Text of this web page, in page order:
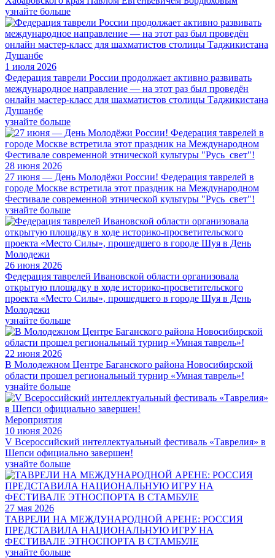
узнайте больше
1 июля 2026
Федерация таврели России продолжает активно развивать
международное направление — на этот раз был проведён
онлайн мастер-класс для шахматистов столицы Таджикистана
Душанбе
узнайте больше
28 июня 2026
27 июня — День Молодёжи России! Федерация таврелей в
городе Москве встретила этот праздник на Международном
Фестивале современной этнической культуры "Русь_свет"!
узнайте больше
26 июня 2026
Федерация таврелей Ивановской области организовала
открытую площадку в ходе историко-просветительского
проекта «Место Силы», прошедшего в городе Шуя в День
Молодежи
узнайте больше
22 июня 2026
В Молодежном Центре Баганского района Новосибирской
области прошел региональный турнир «Умная таврель»!
узнайте больше
Мероприятия
10 июня 2026
V Всероссийский интеллектуальный фестиваль «Таврелия» в
Шепси официально завершен!
узнайте больше
27 мая 2026
ТАВРЕЛИ НА МЕЖДУНАРОДНОЙ АРЕНЕ: РОССИЯ
ПРЕДСТАВИЛА НАЦИОНАЛЬНУЮ ИГРУ НА
ФЕСТИВАЛЕ ЭТНОСПОРТА В СТАМБУЛЕ
узнайте больше